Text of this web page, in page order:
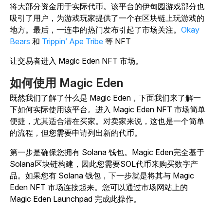
将大部分资金用于实际代币。该平台的伊甸园游戏部分也
吸引了用户，为游戏玩家提供了一个在区块链上玩游戏的
地方。最后，一连串的热门发布引起了市场关注。 Okay
Bears 和 Trippin’ Ape Tribe 等 NFT
让交易者进入 Magic Eden NFT 市场。
如何使用 Magic Eden
既然我们了解了什么是 Magic Eden，下面我们来了解一
下如何实际使用该平台。进入 Magic Eden NFT 市场简单
便捷，尤其适合潜在买家。对卖家来说，这也是一个简单
的流程，但您需要申请列出新的代币。
第一步是确保您拥有 Solana 钱包。Magic Eden完全基于
Solana区块链构建，因此您需要SOL代币来购买数字产
品。如果您有 Solana 钱包，下一步就是将其与 Magic
Eden NFT 市场连接起来。您可以通过市场网站上的
Magic Eden Launchpad 完成此操作。